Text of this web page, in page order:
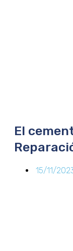
El
15/11/